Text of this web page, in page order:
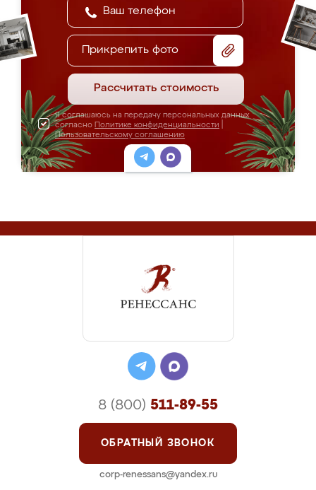
Прикрепить фото
Рассчитать стоимость
Я соглашаюсь на передачу персональных данных
согласно Политике конфиденциальности
Пользовательскому соглашению
8 (800) 511-89-55
ОБРАТНЫЙ ЗВОНОК
corp-renessans@yandex.ru